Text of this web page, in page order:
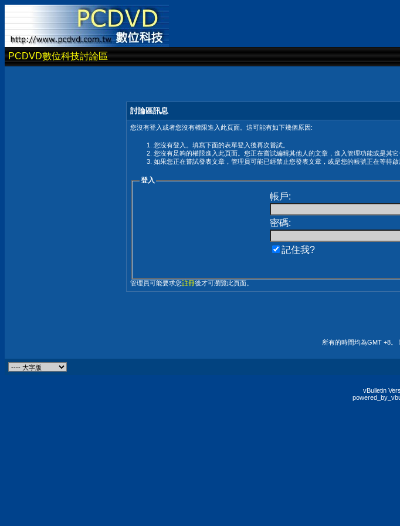
PCDVD數位科技討論區
討論區訊息
您沒有登入或者您沒有權限進入此頁面。這可能有如下幾個原因:
您沒有登入。填寫下面的表單登入後再次嘗試。
您沒有足夠的權限進入此頁面。您正在嘗試編輯其他人的文章，進入管理功能或是其
如果您正在嘗試發表文章，管理員可能已經禁止您發表文章，或是您的帳號正在等待啟
登入
帳戶:
密碼:
記住我?
管理員可能要求您註冊後才可瀏覽此頁面。
所有的時間均為GMT +8。
vBulletin